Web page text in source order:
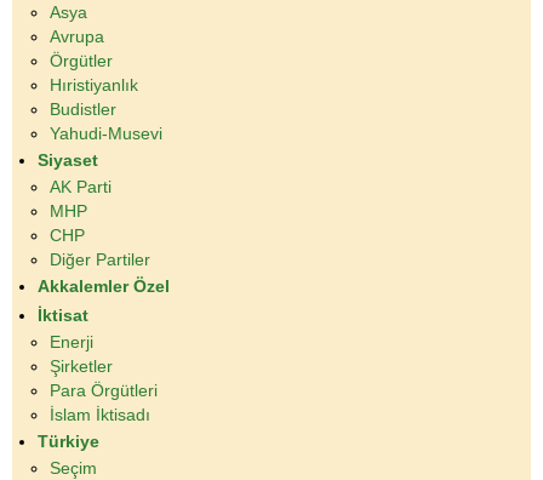
Asya
Avrupa
Örgütler
Hıristiyanlık
Budistler
Yahudi-Musevi
Siyaset
AK Parti
MHP
CHP
Diğer Partiler
Akkalemler Özel
İktisat
Enerji
Şirketler
Para Örgütleri
İslam İktisadı
Türkiye
Seçim